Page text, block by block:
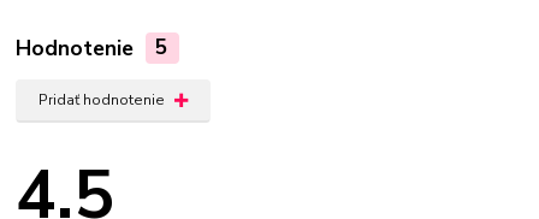
Hodnotenie 5
Pridať hodnotenie
4.5